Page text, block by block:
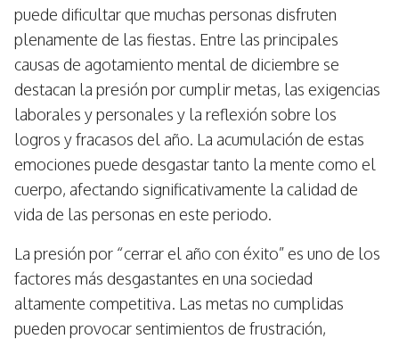
puede dificultar que muchas personas disfruten
plenamente de las fiestas. Entre las principales
causas de agotamiento mental de diciembre se
destacan la presión por cumplir metas, las exigencias
laborales y personales y la reflexión sobre los
logros y fracasos del año. La acumulación de estas
emociones puede desgastar tanto la mente como el
cuerpo, afectando significativamente la calidad de
vida de las personas en este periodo.
La presión por “cerrar el año con éxito” es uno de los
factores más desgastantes en una sociedad
altamente competitiva. Las metas no cumplidas
pueden provocar sentimientos de frustración,